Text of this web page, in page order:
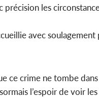
précision les
avec
ce crime ne tombe
l’espoir de voir